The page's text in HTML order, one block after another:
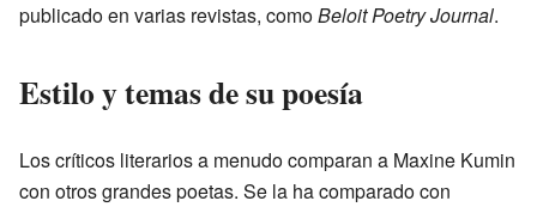
publicado en varias revistas, comoBeloit Poetry Journal.
Estilo y temas de su poesía
Los críticos literarios a menudo comparan a Maxine Kumin
con otros grandes poetas. Se la ha comparado con